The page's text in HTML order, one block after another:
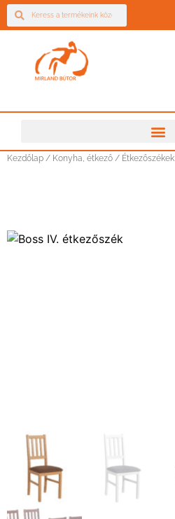
Kezdőlap / Konyha, étkező / Étkezőszékek